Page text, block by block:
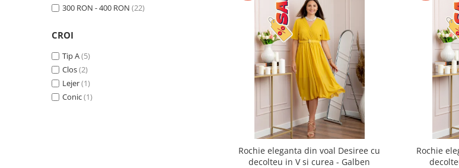
300 RON - 400 RON (22)
CROI
Tip A(5)
Clos(2)
Lejer(1)
Conic(1)
Rochie eleganta din voal Desiree cu
decolteu in V si curea - Galben
Rochie